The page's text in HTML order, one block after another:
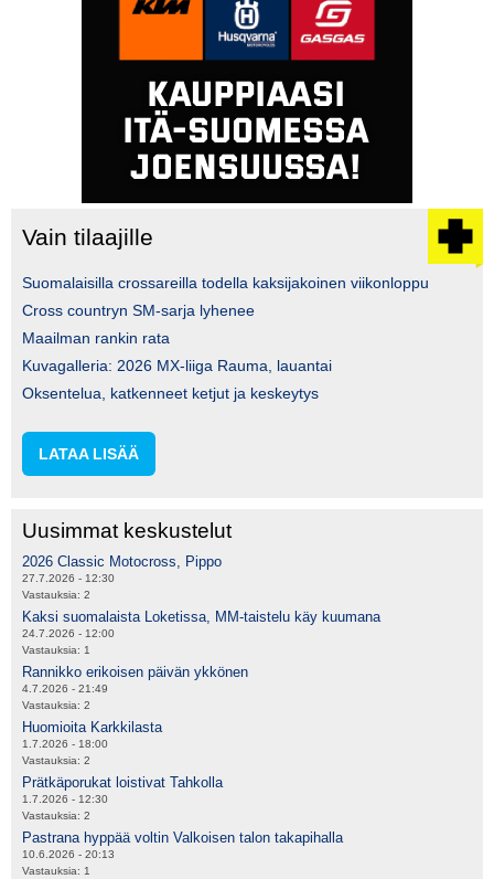
Vain tilaajille
Suomalaisilla crossareilla todella kaksijakoinen viikonloppu
Cross countryn SM-sarja lyhenee
Maailman rankin rata
Kuvagalleria: 2026 MX-liiga Rauma, lauantai
Oksentelua, katkenneet ketjut ja keskeytys
LATAA LISÄÄ
Uusimmat keskustelut
2026 Classic Motocross, Pippo
27.7.2026 - 12:30
Vastauksia: 2
Kaksi suomalaista Loketissa, MM-taistelu käy kuumana
24.7.2026 - 12:00
Vastauksia: 1
Rannikko erikoisen päivän ykkönen
4.7.2026 - 21:49
Vastauksia: 2
Huomioita Karkkilasta
1.7.2026 - 18:00
Vastauksia: 2
Prätkäporukat loistivat Tahkolla
1.7.2026 - 12:30
Vastauksia: 2
Pastrana hyppää voltin Valkoisen talon takapihalla
10.6.2026 - 20:13
Vastauksia: 1